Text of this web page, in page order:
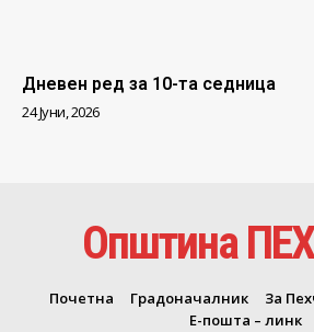
Дневен ред за 10-та седница
24 Јуни, 2026
Општина
Почетна Градоначалник За
Е-пошта – линк